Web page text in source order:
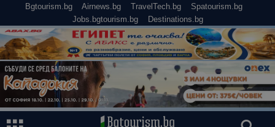
Bgtourism.bg Airnews.bg TravelTech.bg
Spatourism.bg
Jobs.bgtourism.bg
Destinations.bg